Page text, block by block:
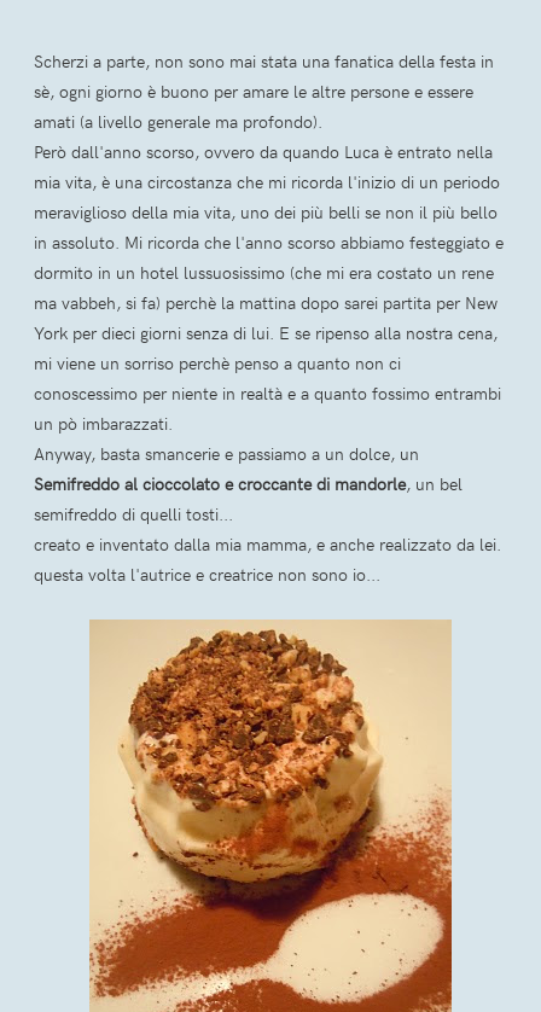
Scherzi a parte, non sono mai stata una fanatica della festa in
sè, ogni giorno è buono per amare le altre persone e essere
amati (a livello generale ma profondo).
Però dall'anno scorso, ovvero da quando Luca è entrato nella
mia vita, è una circostanza che mi ricorda l'inizio di un periodo
meraviglioso della mia vita, uno dei più belli se non il più bello
in assoluto. Mi ricorda che l'anno scorso abbiamo festeggiato e
dormito in un hotel lussuosissimo (che mi era costato un rene
ma vabbeh, si fa) perchè la mattina dopo sarei partita per New
York per dieci giorni senza di lui. E se ripenso alla nostra cena,
mi viene un sorriso perchè penso a quanto non ci
conoscessimo per niente in realtà e a quanto fossimo entrambi
un pò imbarazzati.
Anyway, basta smancerie e passiamo a un dolce, un
Semifreddo al cioccolato e croccante di mandorle, un bel
semifreddo di quelli tosti...
creato e inventato dalla mia mamma, e anche realizzato da lei.
questa volta l'autrice e creatrice non sono io...